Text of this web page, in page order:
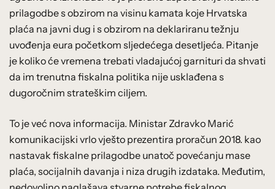
prilagodbe s obzirom na visinu kamata koje Hrvatska
plaća na javni dug i s obzirom na deklariranu težnju
uvođenja eura početkom sljedećega desetljeća. Pitanje
je koliko će vremena trebati vladajućoj garnituri da shvati
da im trenutna fiskalna politika nije usklađena s
dugoročnim strateškim ciljem.
To je već nova informacija. Ministar Zdravko Marić
komunikacijski vrlo vješto prezentira proračun 2018. kao
nastavak fiskalne prilagodbe unatoč povećanju mase
plaća, socijalnih davanja i niza drugih izdataka. Međutim,